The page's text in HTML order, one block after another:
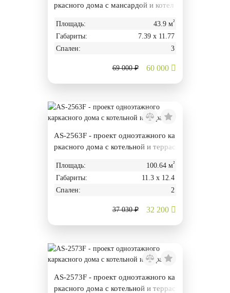
ркасного дома с мансардой и котел
Площадь: 43.9 м²
Габариты:
7.39 х 11.77
Спален:
3
69 000 ₽ 60 000
AS-2563F - проект одноэтажного ка
ркасного дома с котельной и террас
Площадь: 100.64 м²
Габариты:
11.3 х 12.4
Спален:
2
37 030 ₽ 32 200
AS-2573F - проект одноэтажного ка
ркасного дома с котельной и террас